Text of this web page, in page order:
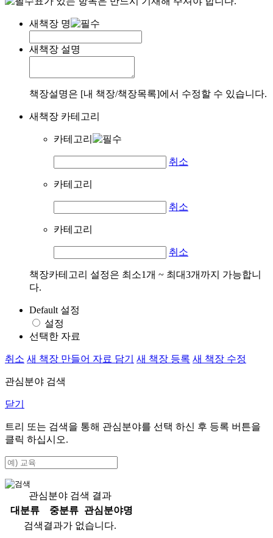
새책장 명
새책장 설명
책장설명은 [내 책장/책장목록]에서 수정할 수 있습니다.
새책장 카테고리
카테고리
취소
카테고리
취소
카테고리
취소
책장카테고리 설정은 최소1개 ~ 최대3개까지 가능합니
다.
Default 설정
설정
선택한 자료
취소 새 책장 만들어 자료 담기 새 책장 등록 새 책장 수정
관심분야 검색
닫기
트리 또는 검색을 통해 관심분야를 선택 하신 후 등록 버튼을
클릭 하십시오.
관심분야 검색 결과
대분류
중분류
관심분야명
검색결과가 없습니다.